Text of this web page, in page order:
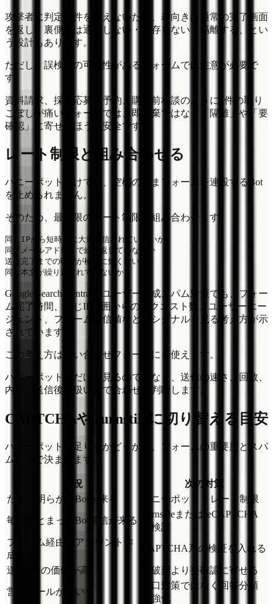
攻撃者に判定条件を教えないため、表向きは通常の完了画面
を返し、裏側では通知しない・保存しない・隔離する、とい
う設計もあります。
ただし、誤検知の可能性があるフォームでは注意が必要で
す。
資料請求、採用応募、予約、購入前相談のように1件の取り
こぼしが痛いフォームでは、即破棄ではなく「隔離」や「要
確認」に寄せるほうが安全です。
レート制限と組み合わせる
ハニーポットだけでは、空欄のままフォームを連投するBot
を止められません。
そのため、最低限のレート制限と組み合わせます。
同じIPから短時間に大量送信されていないか
同じメールアドレスで繰り返していないか
送信完了までの時間が極端に短くないか
Google Search Centralのユーザー生成スパム対策でも、フォー
ム完了時間、同じIP範囲からのリクエスト数、ユーザーエー
ジェント、フォーム送信値などのシグナルを見る考え方が示
されています。
この考え方は問い合わせフォームにも使えます。
ハニーポット欄だけを見るのではなく、送信の速さ、回数、
内容、送信後の扱いまで合わせて判断します。
CAPTCHAやTurnstileに切り替える目安
ハニーポットで足りるかどうかは、フォームの重要度とスパ
ムの質で決まります。
状況
次の対策
たまに明らかなBotが来る
ハニーポット + レート制限
毎日まとまったBot送信が来る
TurnstileまたはreCAPTCHA
を検討
フォーム経由でアカウント作
成する
CAPTCHA系の検証を入れる
送信1件の価値が高い 即破棄より要確認に寄せる
営業メールが多い
入口対策ではなく回答分類
を強化